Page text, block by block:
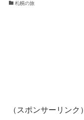
札幌の旅
（スポンサーリンク）